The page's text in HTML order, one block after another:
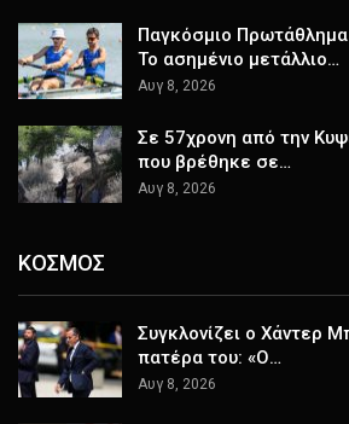
Παγκόσμιο
Το ασημένιο μετάλλιο…
Αυγ 8, 2026
Σε 57χρονη από την
που βρέθηκε σε…
Αυγ 8, 2026
ΚΟΣΜΟΣ
Συγκλονίζει ο Χάντερ
πατέρα του: «Ο…
Αυγ 8, 2026